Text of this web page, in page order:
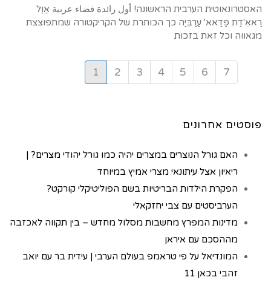
האסטרונאוטית הערבית הראשונה! أول رائدة فضاء عربية אַוַל
רַאאִ'דַת פַדַאא' עַרַבִּיַה כך הכותרת של הקריקטורה שמתפוצצת
מגאווה וכל זאת בזכות
1 2 3 4 5 6 7
פוסטים אחרונים
האם גורל הנוצרים במצרים יהיה כמו גורל יהודי מצרים? |
ריאיון אצל עיתונאי מצרי אמיץ במיוחד
הפקרת הילדות הבריטיות בשם הפוליטיקלי קורקט?
הערביסטים עם צבי יחזקאלי
מדינות המפרץ מחשבות מסלול מחדש – בין תקווה לאכזבה
מההסכם עם איראן
המונדיאל על פי טראמפ בעולם הערבי | עידית בר עם יואב
זהבי בכאן 11